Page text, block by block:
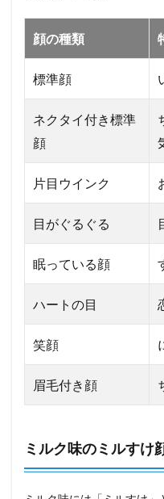
顔の種類
標準顔
ネクタイ付き標準
顔
片目ウインク
目がぐるぐる
眠っている顔
ハートの目
笑顔
眉毛付き顔
ミルク味のミルすけ